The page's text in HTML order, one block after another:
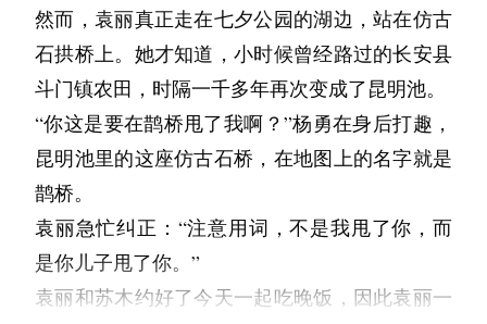
阵风、吊在窗台的晴天娃娃，或者密林里一束阳
光，你能感受到有什么不平凡却难以言语。现在
开始改变了，变得具体，却也不再高洁。
实习期间我搬出去住了。她从头到尾没说什么，
最后送我走出了家门。我不知道她在黑暗里站了
多久，也不再共鸣那份难以触及的情感。
她是月光，但是月亮总会落下。
那段时间，在工作之余我想过很多东西。除了未
来要做什么，更多的是我笔下的文字的意义。附
心，像是怕写错。
A爷爷：
你可能不记得我了。我写这封信的时候，自己都
不太确定你还记不记得那个在岛上给你一封信的
小孩。但是我还是写了。有些话我只能跟你说。
十几年过去了，小岛在记忆中已经变成了一个
点。我现在在一座城市里读大学，学的是艺术。
我妈当初不太理解，她说你画海可以，但靠什么
吃饭？我也不知道靠什么吃饭。我选了这条路的
讲到思想，他尤为尖锐地将矛头指向封建社会以
后大行其道的优绩主义、精英主义与“认知”兜
售，把“认知”直接比作当代社会的“赎罪券”。他
聪颖、敏锐、逻辑清晰，常常语出惊人，尽管措
辞间偶有失当，言语间可见自负，但确有许多可
取之处。只不过我看他攻击性太强，吐露的太
多，想必不会受到紧要人物的欢迎。最可惜的
是，当代社会不会生产这样的斗士，在未来很长
一段时间内，也大概不需要这样的斗士，我为他
我们来到的沙滩便是我现在待着的在一片，后来
我们也常来，只是次数渐渐少了。如果不是她，
我根本不会留下这么多美好的回忆。正当我又要
陷入其中，朋友塞过来一瓶冰汽水，调侃道：
“发什么楞呢？发消息让你过来帮忙拿东西都没
回。”
“啊，抱歉，没看手机。”我接过汽水，又看了看
他手上喝的。“怎么只有一种啊？”
“我想我一生都在和时间作对，所以才会对那些
东西这么执着。总是担心着，如果连自己都忘了
的话，还有谁会记得曾经发生过的时光呢？所以
即便没有意义，我也想从这些老东西上找到些许
的安慰。”为此我时常笑称他是个小老头，他只
是一笑置之。
望着遥远的苍穹，点缀的星光，我也仿佛被卷入
他繁杂的思绪中，不禁想伸手去抓住点什么，才
然而，袁丽真正走在七夕公园的湖边，站在仿古
石拱桥上。她才知道，小时候曾经路过的长安县
斗门镇农田，时隔一千多年再次变成了昆明池。
“你这是要在鹊桥甩了我啊？”杨勇在身后打趣，
昆明池里的这座仿古石桥，在地图上的名字就是
鹊桥。
袁丽急忙纠正：“注意用词，不是我甩了你，而
是你儿子甩了你。”
袁丽和苏木约好了今天一起吃晚饭，因此袁丽一